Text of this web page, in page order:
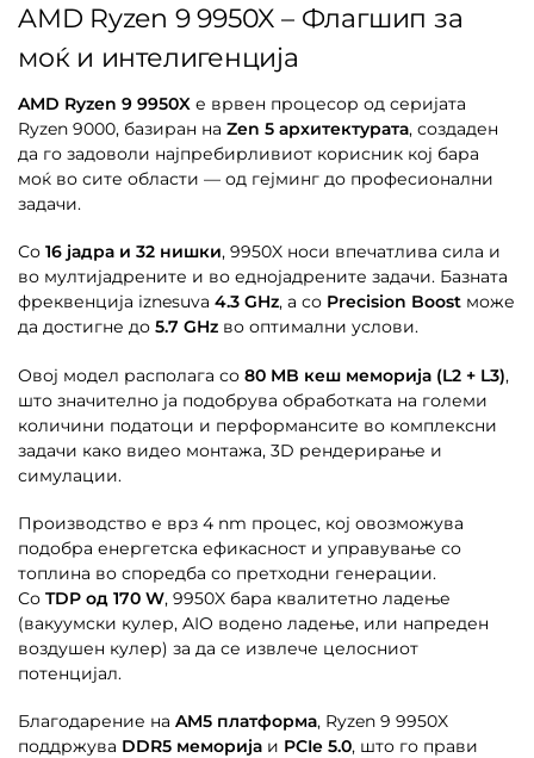
AMD Ryzen 9 9950X – Флагшип за
моќ и интелигенција
AMD Ryzen 9 9950X е врвен процесор од серијата
Ryzen 9000, базиран на Zen 5 архитектурата, создаден
да го задоволи најпребирливиот корисник кој бара
моќ во сите области — од гејминг до професионални
задачи.
Со 16 јадра и 32 нишки, 9950X носи впечатлива сила и
во мултијадрените и во еднојадрените задачи. Базната
фреквенција iznesuva 4.3 GHz, а со Precision Boost може
да достигне до 5.7 GHz во оптимални услови.
Овој модел располага со 80 MB кеш меморија (L2 + L3),
што значително ја подобрува обработката на големи
количини податоци и перформансите во комплексни
задачи како видео монтажа, 3D рендерирање и
симулации.
Производство е врз 4 nm процес, кој овозможува
подобра енергетска ефикасност и управување со
топлина во споредба со претходни генерации.
Со TDP од 170 W, 9950X бара квалитетно ладење
(вакуумски кулер, AIO водено ладење, или напреден
воздушен кулер) за да се извлече целосниот
потенцијал.
Благодарение на AM5 платформа, Ryzen 9 9950X
поддржува DDR5 меморија и PCIe 5.0, што го прави